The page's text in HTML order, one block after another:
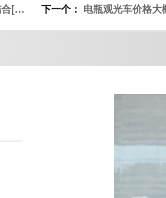
[五
下一个： 电瓶观光车价格